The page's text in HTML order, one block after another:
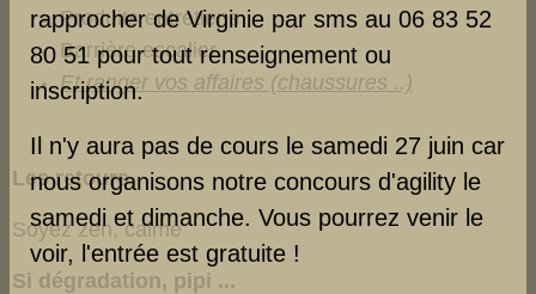
Produits entretiens
Barrière escalier
Et ranger vos affaires (chaussures ..)
Les retours
Soyez zen, calme
Si dégradation, pipi ...
rapprocher de Virginie par sms au 06 83 52
80 51 pour tout renseignement ou
inscription.
Il n'y aura pas de cours le samedi 27 juin car
nous organisons notre concours d'agility le
samedi et dimanche. Vous pourrez venir le
voir, l'entrée est gratuite !